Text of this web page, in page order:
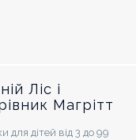
Ліс і
Магрітт
для дітей від 3 до 99